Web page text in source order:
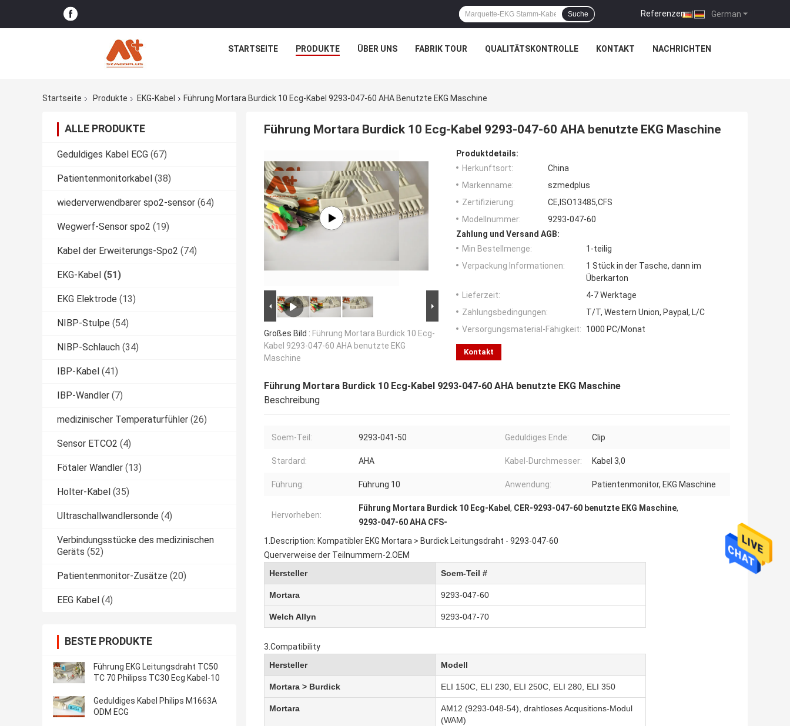
German
Referenzen |
Suche
STARTSEITE PRODUKTE ÜBER UNS FABRIK TOUR QUALITÄTSKONTROLLE KONTAKT NACHRICHTEN
Startseite Produkte EKG-Kabel Führung Mortara Burdick 10 Ecg-Kabel 9293-047-60 AHA Benutzte EKG Maschine
ALLE PRODUKTE
Geduldiges Kabel ECG (67)
Patientenmonitorkabel (38)
wiederverwendbarer spo2-sensor (64)
Wegwerf-Sensor spo2 (19)
Kabel der Erweiterungs-Spo2 (74)
EKG-Kabel (51)
EKG Elektrode (13)
NIBP-Stulpe (54)
NIBP-Schlauch (34)
IBP-Kabel (41)
IBP-Wandler (7)
medizinischer Temperaturfühler (26)
Sensor ETCO2 (4)
Fötaler Wandler (13)
Holter-Kabel (35)
Ultraschallwandlersonde (4)
Verbindungsstücke des medizinischen
Geräts (52)
Patientenmonitor-Zusätze (20)
EEG Kabel (4)
BESTE PRODUKTE
Führung EKG Leitungsdraht TC50
TC 70 Philipss TC30 Ecg Kabel-10
Geduldiges Kabel Philips M1663A
ODM ECG
Führung Mortara Burdick 10 Ecg-Kabel 9293-047-60 AHA benutzte EKG Maschine
Großes Bild : Führung Mortara Burdick 10 Ecg-
Kabel 9293-047-60 AHA benutzte EKG
Maschine
Produktdetails:
Herkunftsort:
China
Markenname:
szmedplus
Zertifizierung:
CE,ISO13485,CFS
Modellnummer:
9293-047-60
Zahlung und Versand AGB:
Min Bestellmenge:
1-teilig
Verpackung Informationen:
1 Stück in der Tasche, dann im
Überkarton
Lieferzeit:
4-7 Werktage
Zahlungsbedingungen:
T/T, Western Union, Paypal, L/C
Versorgungsmaterial-Fähigkeit:
1000 PC/Monat
Kontakt
Führung Mortara Burdick 10 Ecg-Kabel 9293-047-60 AHA benutzte EKG Maschine
Beschreibung
Soem-Teil: 9293-041-50 Geduldiges Ende: Clip
Stardard: AHA Kabel-Durchmesser: Kabel 3,0
Führung: Führung 10 Anwendung: Patientenmonitor, EKG Maschine
Hervorheben:
Führung Mortara Burdick 10 Ecg-Kabel , CER-9293-047-60 benutzte EKG Maschine,
9293-047-60 AHA CFS-
1.Description: Kompatibler EKG Mortara > Burdick Leitungsdraht - 9293-047-60
Querverweise der Teilnummern-2.OEM
Hersteller
Soem-Teil #
Mortara 9293-047-60
Welch Allyn 9293-047-70
3.Compatibility
Hersteller
Modell
Mortara > Burdick ELI 150C, ELI 230, ELI 250C, ELI 280, ELI 350
Mortara
AM12 (9293-048-54), drahtloses Acqusitions-Modul
(WAM)